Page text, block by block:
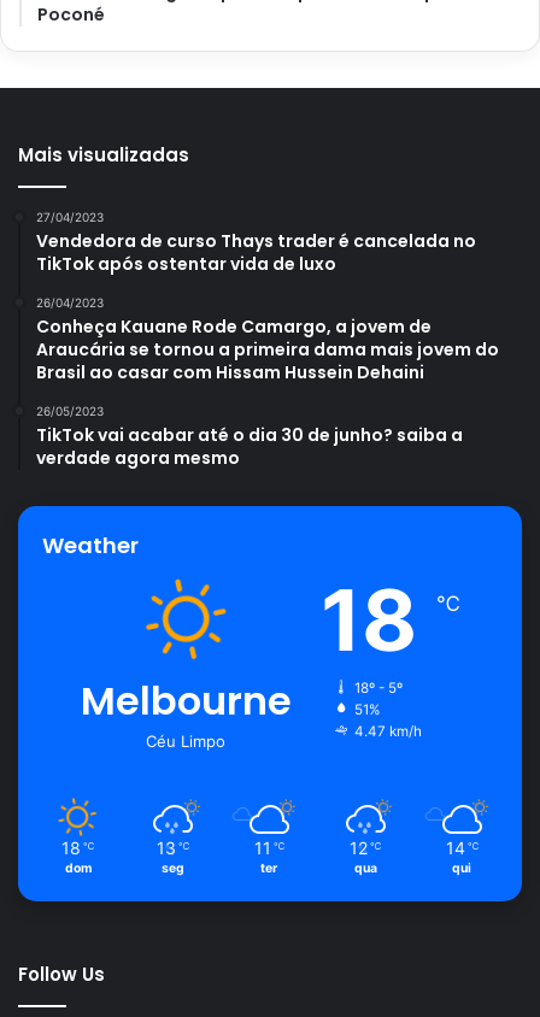
Poconé
Mais visualizadas
27/04/2023
Vendedora de curso Thays trader é cancelada no
TikTok após ostentar vida de luxo
26/04/2023
Conheça Kauane Rode Camargo, a jovem de
Araucária se tornou a primeira dama mais jovem do
Brasil ao casar com Hissam Hussein Dehaini
26/05/2023
TikTok vai acabar até o dia 30 de junho? saiba a
verdade agora mesmo
Weather
Melbourne
Céu Limpo
18 ℃
18º - 5º
51%
4.47 km/h
18 ℃
dom
13 ℃
seg
11 ℃
ter
12 ℃
qua
14 ℃
qui
Follow Us